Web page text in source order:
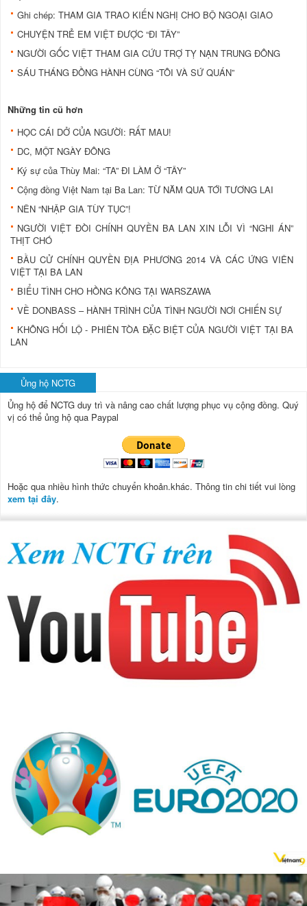
Ghi chép: THAM GIA TRAO KIẾN NGHỊ CHO BỘ NGOẠI GIAO
CHUYỆN TRẺ EM VIỆT ĐƯỢC “ĐI TÂY”
NGƯỜI GỐC VIỆT THAM GIA CỨU TRỢ TỴ NẠN TRUNG ĐÔNG
SÁU THÁNG ĐỒNG HÀNH CÙNG “TÔI VÀ SỨ QUÁN”
Những tin cũ hơn
HỌC CÁI DỞ CỦA NGƯỜI: RẤT MAU!
DC, MỘT NGÀY ĐÔNG
Ký sự của Thùy Mai: “TA” ĐI LÀM Ở “TÂY”
Cộng đồng Việt Nam tại Ba Lan: TỪ NĂM QUA TỚI TƯƠNG LAI
NÊN “NHẬP GIA TÙY TỤC”!
NGƯỜI VIỆT ĐÒI CHÍNH QUYỀN BA LAN XIN LỖI VÌ “NGHI ÁN”
THỊT CHÓ
BẦU CỬ CHÍNH QUYỀN ĐỊA PHƯƠNG 2014 VÀ CÁC ỨNG VIÊN
VIỆT TẠI BA LAN
BIỂU TÌNH CHO HỒNG KÔNG TẠI WARSZAWA
VỀ DONBASS – HÀNH TRÌNH CỦA TÌNH NGƯỜI NƠI CHIẾN SỰ
KHÔNG HỐI LỘ - PHIÊN TÒA ĐẶC BIỆT CỦA NGƯỜI VIỆT TẠI BA
LAN
Ủng hộ NCTG
Ủng hộ để NCTG duy trì và nâng cao chất lượng phục vụ cộng đồng. Quý
vị có thể ủng hộ qua Paypal
Hoặc qua nhiều hình thức chuyển khoản.khác. Thông tin chi tiết vui lòng
xem tại đây.